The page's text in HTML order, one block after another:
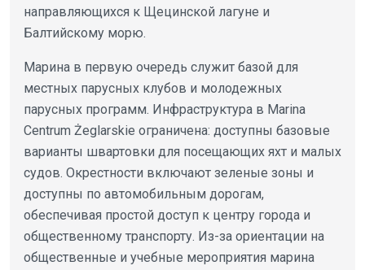
направляющихся к Щецинской лагуне и
Балтийскому морю.
Марина в первую очередь служит базой для
местных парусных клубов и молодежных
парусных программ. Инфраструктура в Marina
Centrum Żeglarskie ограничена: доступны базовые
варианты швартовки для посещающих яхт и малых
судов. Окрестности включают зеленые зоны и
доступны по автомобильным дорогам,
обеспечивая простой доступ к центру города и
общественному транспорту. Из-за ориентации на
общественные и учебные мероприятия марина